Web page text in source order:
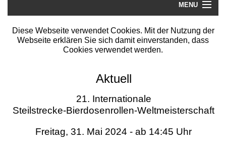
MENU
Startseite
Literatur
Termine
Diese Webseite verwendet Cookies. Mit der Nutzung der
Webseite erklären Sie sich damit einverstanden, dass
Cookies verwendet werden.
Aktuell
21. Internationale
Steilstrecke-Bierdosenrollen-Weltmeisterschaft
Freitag, 31. Mai 2024 - ab 14:45 Uhr